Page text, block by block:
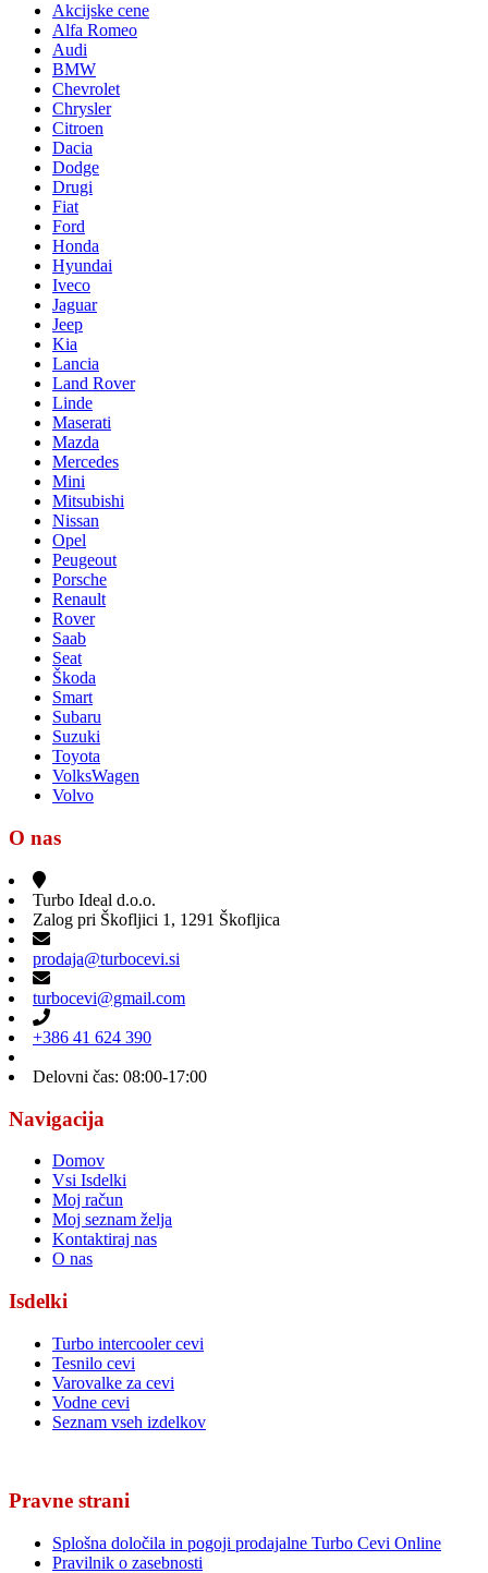
Akcijske cene
Alfa Romeo
Audi
BMW
Chevrolet
Chrysler
Citroen
Dacia
Dodge
Drugi
Fiat
Ford
Honda
Hyundai
Iveco
Jaguar
Jeep
Kia
Lancia
Land Rover
Linde
Maserati
Mazda
Mercedes
Mini
Mitsubishi
Nissan
Opel
Peugeout
Porsche
Renault
Rover
Saab
Seat
Škoda
Smart
Subaru
Suzuki
Toyota
VolksWagen
Volvo
O nas
Turbo Ideal d.o.o.
Zalog pri Škofljici 1, 1291 Škofljica
prodaja@turbocevi.si
turbocevi@gmail.com
+386 41 624 390
Delovni čas: 08:00-17:00
Navigacija
Domov
Vsi Isdelki
Moj račun
Moj seznam želja
Kontaktiraj nas
O nas
Isdelki
Turbo intercooler cevi
Tesnilo cevi
Varovalke za cevi
Vodne cevi
Seznam vseh izdelkov
Pravne strani
Splošna določila in pogoji prodajalne Turbo Cevi Online
Pravilnik o zasebnosti